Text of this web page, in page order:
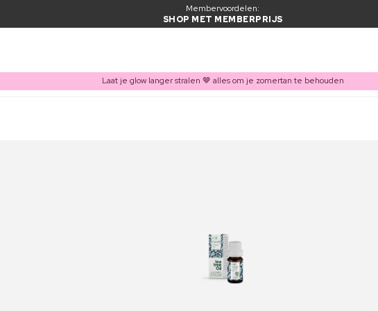
Membervoordelen:
SHOP MET MEMBERPRIJS
Laat je glow langer stralen 🤎 alles om je zomertan te behouden